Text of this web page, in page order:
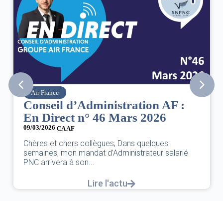
Air France
Conseil d’Administration AF :
En Direct n° 46 Mars 2026
09/03/2026|CA AF
Chères et chers collègues, Dans quelques
semaines, mon mandat d’Administrateur salarié
PNC arrivera à son...
Lire l'actu